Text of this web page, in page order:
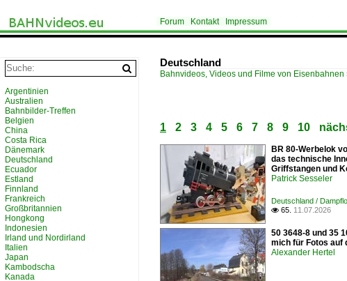
Forum Kontakt Impressum
Deutschland
Bahnvideos, Videos und Filme von Eisenbahnen
1 2 3 4 5 6 7 8 9 10
BR 80-Werbelok
das technische
Griffstangen und
Patrick Sesseler
Deutschland /
 65. 11.07.2026
50 3648-8 und 35
mich für Fotos auf
Alexander Hertel
Argentinien
Australien
Bahnbilder-Treffen
Belgien
China
Costa Rica
Dänemark
Deutschland
Ecuador
Estland
Finnland
Frankreich
Großbritannien
Hongkong
Indonesien
Irland und Nordirland
Italien
Japan
Kambodscha
Kanada